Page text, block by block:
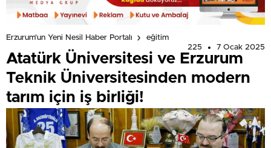
Erzurum'un Yeni Nesil Haber Portalı
eğitim
225
7 Ocak 2025
Atatürk Üniversitesi ve Erzurum
Teknik Üniversitesinden modern
tarım için iş birliği!